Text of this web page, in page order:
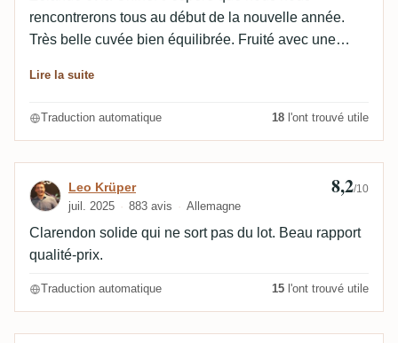
rencontrerons tous au début de la nouvelle année.
Très belle cuvée bien équilibrée. Fruité avec une
Lire la suite
Traduction automatique 18 l'ont trouvé utile
Avis de Leo Krüper
Leo Krüper
juil. 2025 883 avis Allemagne
8,2/10
Clarendon solide qui ne sort pas du lot. Beau rapport
qualité-prix.
Traduction automatique 15 l'ont trouvé utile